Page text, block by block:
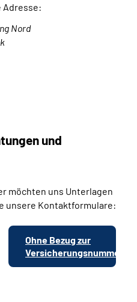
Adresse:
Nord
und
möchten uns Unterlagen
unsere Kontaktformulare:
Ohne Bezug zur
Versicherungsnummer